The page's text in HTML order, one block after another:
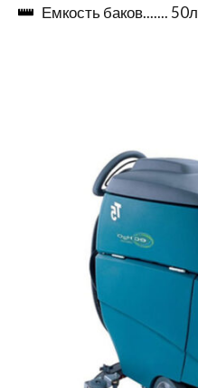
Емкость баков....... 50л